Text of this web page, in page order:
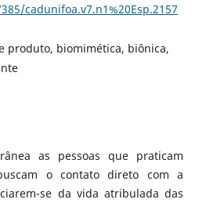
cadunifoa.v7.n1%20Esp.2157
produto, biomimética, biônica,
as pessoas que praticam
o contato direto com a
se da vida atribulada das